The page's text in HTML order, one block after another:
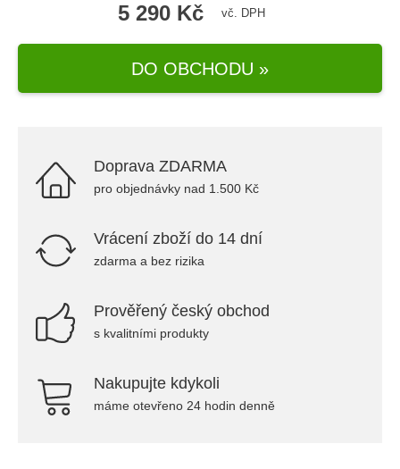
5 290 Kč vč. DPH
DO OBCHODU »
Doprava ZDARMA
pro objednávky nad 1.500 Kč
Vrácení zboží do 14 dní
zdarma a bez rizika
Prověřený český obchod
s kvalitními produkty
Nakupujte kdykoli
máme otevřeno 24 hodin denně